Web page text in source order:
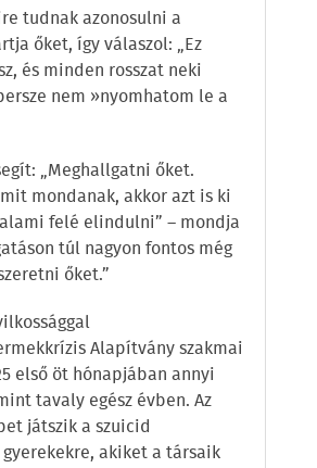
tudnak azonosulni a
őket, így válaszol: „Ez
és minden rosszat neki
nem »nyomhatom le a
„Meghallgatni őket.
mondanak, akkor azt is ki
felé elindulni” – mondja
túl nagyon fontos még
őket.”
Alapítvány szakmai
első öt hónapjában annyi
tavaly egész évben. Az
játszik a szuicid
akiket a társaik